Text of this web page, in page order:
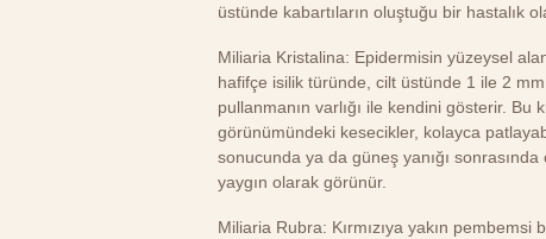
üstünde kabartıların oluştuğu bir hastalık
Miliaria Kristalina: Epidermisin yüzeysel
hafifçe isilik türünde, cilt üstünde 1 ile 2
pullanmanın varlığı ile kendini gösterir.
görünümündeki kesecikler, kolayca
sonucunda ya da güneş yanığı
yaygın olarak görünür.
Miliaria Rubra: Kırmızıya yakın